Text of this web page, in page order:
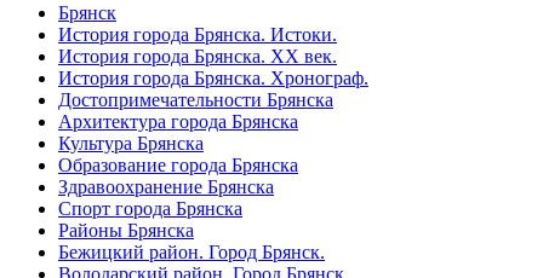
Брянск
История города Брянска. Истоки.
История города Брянска. XX век.
История города Брянска. Хронограф.
Достопримечательности Брянска
Архитектура города Брянска
Культура Брянска
Образование города Брянска
Здравоохранение Брянска
Спорт города Брянска
Районы Брянска
Бежицкий район. Город Брянск.
Володарский район. Город Брянск.